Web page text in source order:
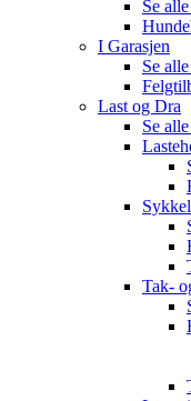
Se alle
I Garasjen
Se alle
Last og Dra
Se alle
Tak-